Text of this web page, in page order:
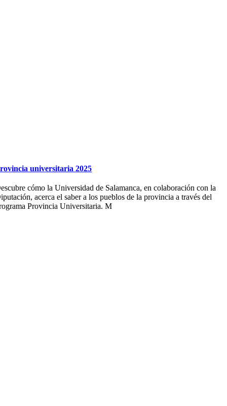
universitaria 2025
cómo la Universidad de Salamanca, en colaboración con la
acerca el saber a los pueblos de la provincia a través del
Provincia Universitaria. M